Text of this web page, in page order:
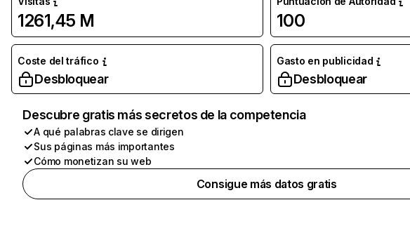
1261,45 M 100
Coste del tráfico
Desbloquear
Gasto en publicidad
Desbloquear
Descubre gratis más secretos de la competencia
A qué palabras clave se dirigen
Sus páginas más importantes
Cómo monetizan su web
Consigue más datos gratis